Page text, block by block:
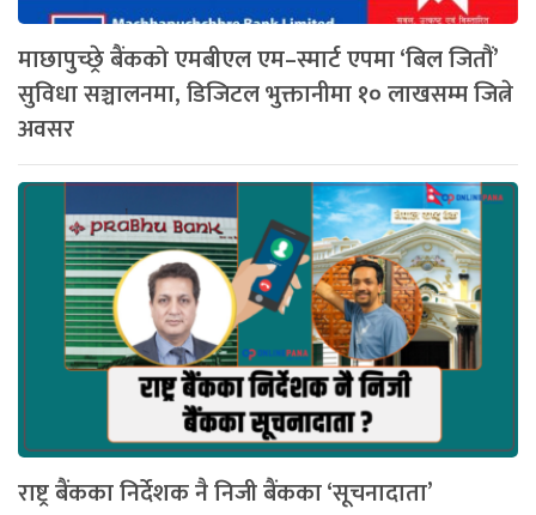
माछापुच्छ्रे बैंकको एमबीएल एम–स्मार्ट एपमा ‘बिल जितौं’
सुविधा सञ्चालनमा, डिजिटल भुक्तानीमा १० लाखसम्म जित्ने
अवसर
राष्ट्र बैंकका निर्देशक नै निजी बैंकका ‘सूचनादाता’